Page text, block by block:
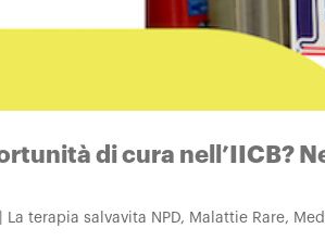
di cura nell’IICB?
La terapia salvavita NPD, Malattie Rare,